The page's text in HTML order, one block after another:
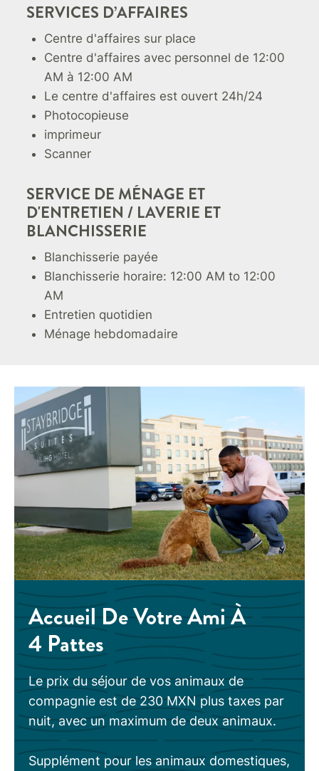
SERVICES D’AFFAIRES
Centre d'affaires sur place
Centre d'affaires avec personnel de 12:00
AM à 12:00 AM
Le centre d'affaires est ouvert 24h/24
Photocopieuse
imprimeur
Scanner
SERVICE DE MÉNAGE ET
D'ENTRETIEN / LAVERIE ET
BLANCHISSERIE
Blanchisserie payée
Blanchisserie horaire: 12:00 AM to 12:00
AM
Entretien quotidien
Ménage hebdomadaire
Accueil De Votre Ami À
4 Pattes
Le prix du séjour de vos animaux de
compagnie est de 230 MXN plus taxes par
nuit, avec un maximum de deux animaux.
Supplément pour les animaux domestiques,